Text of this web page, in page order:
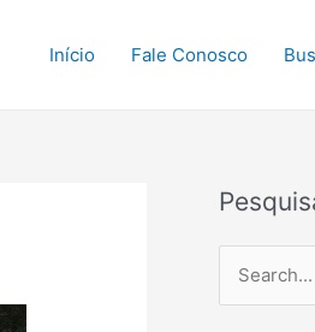
Início Fale Conosco